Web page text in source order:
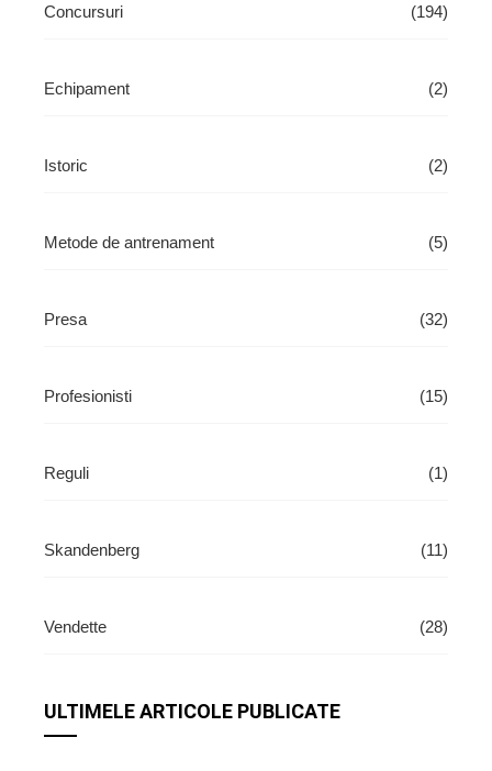
Concursuri (194)
Echipament (2)
Istoric (2)
Metode de antrenament (5)
Presa (32)
Profesionisti (15)
Reguli (1)
Skandenberg (11)
Vendette (28)
ULTIMELE ARTICOLE PUBLICATE